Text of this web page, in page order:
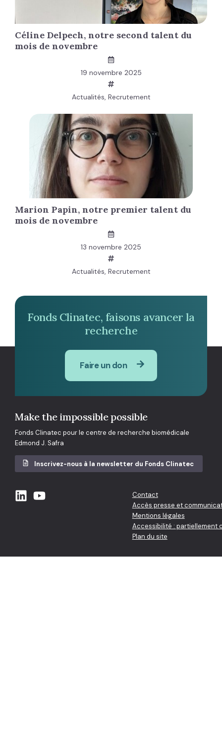
Céline Delpech, notre second talent du
mois de novembre
19 novembre 2025
Actualités, Recrutement
Marion Papin, notre premier talent du
mois de novembre
13 novembre 2025
Actualités, Recrutement
Fonds Clinatec, faisons avancer la
recherche
Faire un don
Make the impossible possible
Fonds Clinatec pour le centre de recherche biomédicale
Edmond J. Safra
Inscrivez-nous à la newsletter du Fonds Clinatec
Contact
Accès presse et
Mentions légales
Accessibilité : partiellement
Plan du site